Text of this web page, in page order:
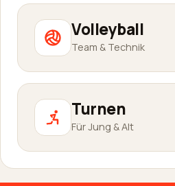
Volleyball
Team & Technik
Turnen
Für Jung & Alt